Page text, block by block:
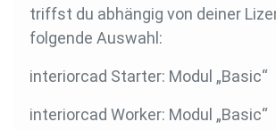
triffst du abhängig von deiner
folgende Auswahl:
interiorcad Starter: Modul „Basic“
interiorcad Worker: Modul „Basic“